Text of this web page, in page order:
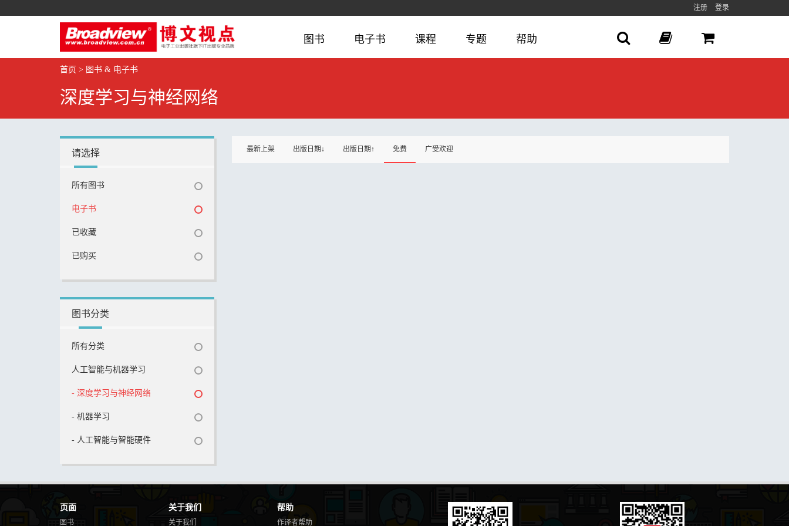
注册 登录
图书 电子书 课程 专题 帮助
首页 > 图书 & 电子书
深度学习与神经网络
请选择
所有图书
电子书
已收藏
已购买
图书分类
所有分类
人工智能与机器学习
- 深度学习与神经网络
- 机器学习
- 人工智能与智能硬件
最新上架 出版日期↓ 出版日期↑ 免费 广受欢迎
页面
图书
关于我们
关于我们
帮助
作译者帮助